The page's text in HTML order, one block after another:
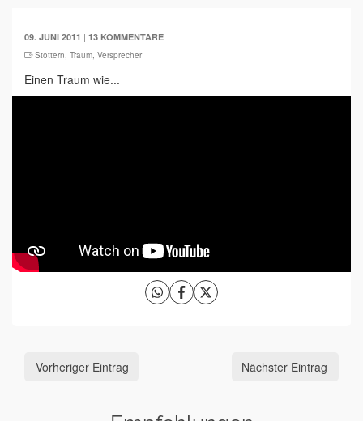
09. JUNI 2011 | 13 KOMMENTARE
Stottern, Traum, Versprecher
Einen Traum wie...
Vorheriger Eintrag Nächster Eintrag